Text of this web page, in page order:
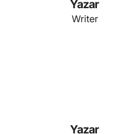
Yazar
Writer
Yazar